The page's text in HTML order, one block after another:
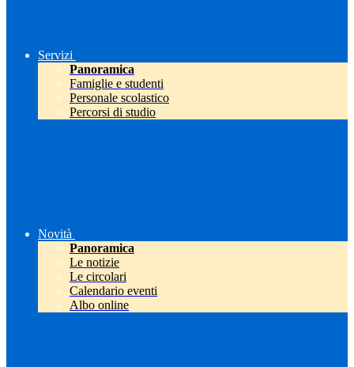
Servizi
Panoramica
Famiglie e studenti
Personale scolastico
Percorsi di studio
Novità
Panoramica
Le notizie
Le circolari
Calendario eventi
Albo online